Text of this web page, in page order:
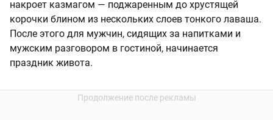
накроет казмагом — поджаренным до хрустящей
корочки блином из нескольких слоев тонкого лаваша.
После этого для мужчин, сидящих за напитками и
мужским разговором в гостиной, начинается
праздник живота.